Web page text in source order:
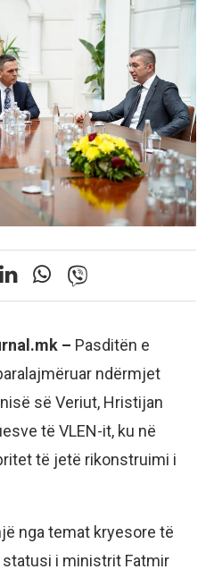
– Pasditën e
ndërmjet
së Veriut, Hristijan
të VLEN-it, ku në
të jetë rikonstruimi i
nga temat kryesore të
i ministrit Fatmir